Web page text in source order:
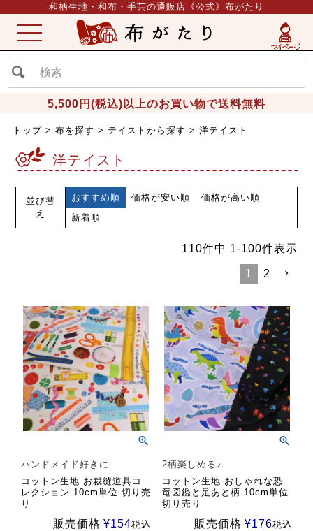
和柄生地・和布・手芸の通販店《公式》布がたり
5,500円(税込)以上のお買い物で送料無料
ME
NU
トップ 布を探す テイストから探す 洋テイスト
洋テイスト
並び替
え
おすすめ順 価格が安い順
価格が高い順
新着順
110件中 1-100件表示
1 2
ハンドメイド好きに
コットン生地 お裁縫道具コ
レクション 10cm単位 切り売
り
販売価格 ¥154税込
2柄楽しめる♪
コットン生地 おしゃれな恐
竜図鑑と足あと柄 10cm単位
切り売り
販売価格 ¥176税込